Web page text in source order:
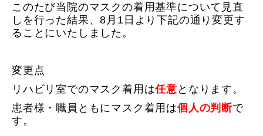
このたび当院のマスクの着用基準について見直
しを行った結果、8月1日より下記の通り変更す
ることにいたしました。
変更点
リハビリ室でのマスク着用は任意 となります。
患者様・職員ともにマスク着用は個人の判断で
す。